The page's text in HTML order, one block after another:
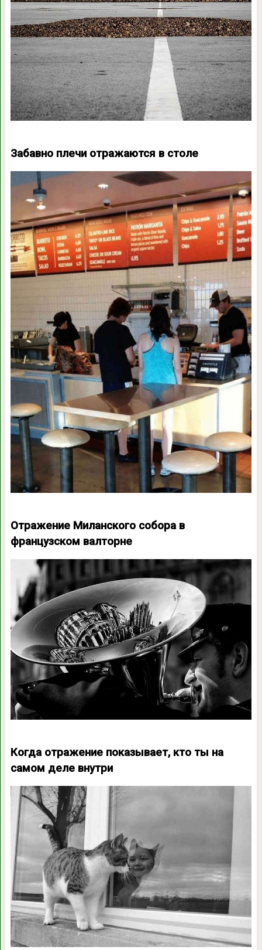
Забавно плечи отражаются в столе
Отражение Миланского собора в
французском валторне
Когда отражение показывает, кто ты на
самом деле внутри